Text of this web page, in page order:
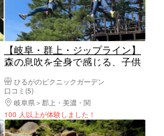
【岐阜・群上・ジップライン】
森の息吹を全身で感じる、子供
ーになる
ひるがのピクニックガーデン
口コミ(5)
岐阜県
郡上・美濃・関
100 人以上が体験しました！